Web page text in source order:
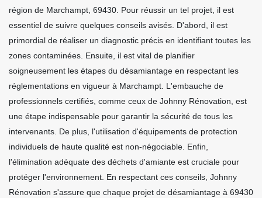
région de Marchampt, 69430. Pour réussir un tel projet, il est
essentiel de suivre quelques conseils avisés. D'abord, il est
primordial de réaliser un diagnostic précis en identifiant toutes les
zones contaminées. Ensuite, il est vital de planifier
soigneusement les étapes du désamiantage en respectant les
réglementations en vigueur à Marchampt. L'embauche de
professionnels certifiés, comme ceux de Johnny Rénovation, est
une étape indispensable pour garantir la sécurité de tous les
intervenants. De plus, l'utilisation d'équipements de protection
individuels de haute qualité est non-négociable. Enfin,
l'élimination adéquate des déchets d'amiante est cruciale pour
protéger l'environnement. En respectant ces conseils, Johnny
Rénovation s'assure que chaque projet de désamiantage à 69430